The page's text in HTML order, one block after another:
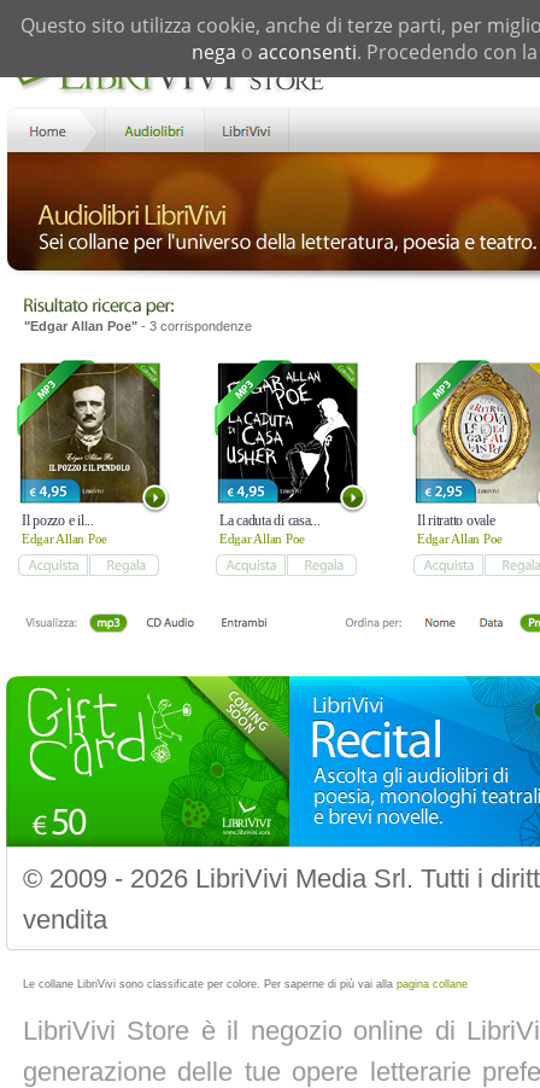
"Edgar Allan Poe" - 3 corrispondenze
Il pozzo e il...
Edgar Allan Poe
La caduta di casa...
Edgar Allan Poe
Il ritratto ovale
Edgar Allan Poe
© 2009 - 2026 LibriVivi Media Srl. Tutti i
vendita
Le collane LibriVivi sono classificate per colore. Per saperne di più vai alla pagina collane
LibriVivi Store è il negozio online di
generazione delle tue opere letterarie
Questo sito utilizza cookie, anche di terze parti, per
nega o acconsenti. Procedendo con